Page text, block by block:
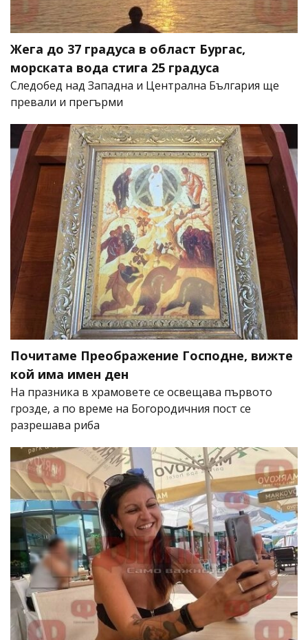
Жега до 37 градуса в област Бургас,
морската вода стига 25 градуса
Следобед над Западна и Централна България ще
превали и прегърми
Почитаме Преображение Господне, вижте
кой има имен ден
На празника в храмовете се освещава първото
грозде, а по време на Богородичния пост се
разрешава риба